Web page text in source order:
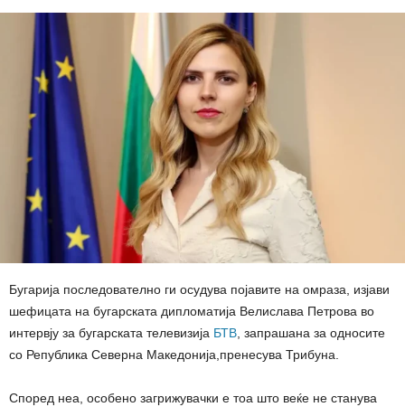
Бугарија последователно ги осудува појавите на омраза, изјави
шефицата на бугарската дипломатија Велислава Петрова во
интервју за бугарската телевизија БТВ , запрашана за односите
со Република Северна Македонија,пренесува Трибуна.
Според неа, особено загрижувачки е тоа што веќе не станува